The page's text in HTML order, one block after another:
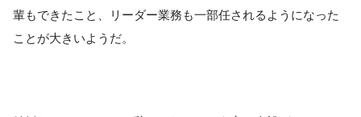
輩もできたこと、リーダー業務も一部任されるようになった
ことが大きいようだ。